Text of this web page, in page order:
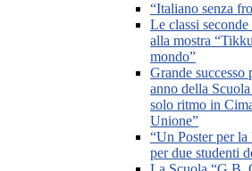
“Italiano senza
Le classi
alla mostra
mondo”
Grande
anno della
solo ritmo in
Unione”
“Un Poster per
per due studenti